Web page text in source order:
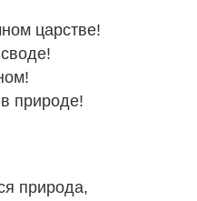
царстве!
природе!
природа,